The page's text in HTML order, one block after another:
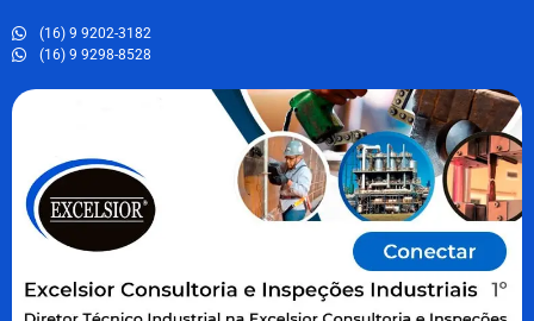
(16) 9 9202-3182
(16) 9 9298-8528